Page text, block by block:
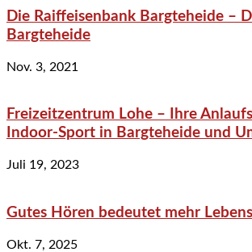
Die Raiffeisenbank Bargteheide –
Bargteheide
Nov. 3, 2021
Freizeitzentrum Lohe – Ihre
Indoor-Sport in Bargteheide und
Juli 19, 2023
Gutes Hören bedeutet mehr
Okt. 7, 2025